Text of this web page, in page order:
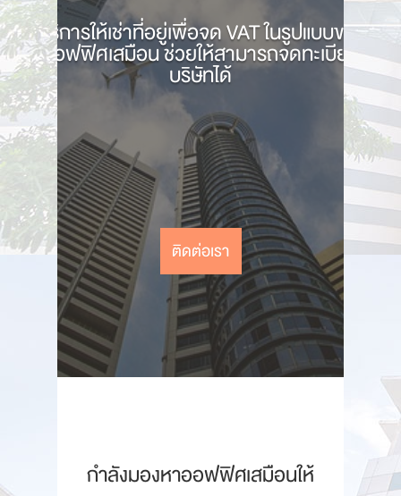
บริการให้เช่าที่อยู่เพื่อจด VATในรูปแบบของ
ออฟฟิศเสมือน ช่วยให้สามารถจดทะเบียน
บริษัทได้
ติดต่อเรา
กำลังมองหาออฟฟิศเสมือนให้